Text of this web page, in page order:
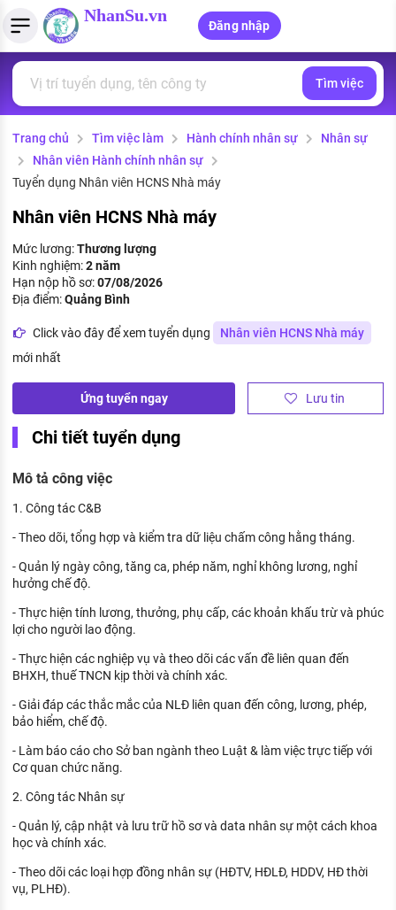
NhanSu.vn
Đăng nhập
Tìm việc làm
Việc làm ngành luật
Việc làm lương cao
Việc làm tốt nhất
CÔNG TY
Danh sách nhà tuyển dụng
Nhà tuyển dụng hàng đầu
Quản lý CV
Tải CV lên
Tạo CV trực tuyến
Mẫu CV đơn giản
Tính lương Gross - Net
Tính thuế thu nhập cá nhân
Tính trợ cấp thất nghiệp
PHÁP LUẬT VIỆT NAM
Văn bản pháp luật
Chính sách mới
PHÁP LUẬT LAO ĐỘNG
Lao động và tiền lương
Bảo hiểm và phúc lợi
Thuế thu nhập
Hồ sơ biểu mẫu
Chính sách lao động
KHÁM PHÁ NGHỀ NGHIỆP
Tử vi nghề nghiệp
Kỹ năng nghề nghiệp
HƯỚNG NGHIỆP VIỆC LÀM
Đặc trưng từng nghề
Xu hướng việc làm
XÂY DỰNG VÀ PHÁT TRIỂN ĐỘI NGŨ
NHÂN SỰ
TUYỂN DỤNG VIỆC LÀM
Tìm việc
Trang chủ Tìm việc làm Hành chính nhân sự
Nhân sự
Nhân viên Hành chính nhân sự
Tuyển dụng Nhân viên HCNS Nhà máy
Nhân viên HCNS Nhà máy
Mức lương:Thương lượng
Kinh nghiệm:2 năm
Hạn nộp hồ sơ:07/08/2026
Địa điểm:Quảng Bình
Click vào đây để xem tuyển dụng
Nhân viên HCNS Nhà máy
mới nhất
Ứng tuyển ngay Lưu tin
Chi tiết tuyển dụng
Mô tả công việc
1. Công tác C&B
- Theo dõi, tổng hợp và kiểm tra dữ liệu chấm công hằng tháng.
- Quản lý ngày công, tăng ca, phép năm, nghỉ không lương, nghỉ
hưởng chế độ.
- Thực hiện tính lương, thưởng, phụ cấp, các khoản khấu trừ và phúc
lợi cho người lao động.
- Thực hiện các nghiệp vụ và theo dõi các vấn đề liên quan đến
BHXH, thuế TNCN kịp thời và chính xác.
- Giải đáp các thắc mắc của NLĐ liên quan đến công, lương, phép,
bảo hiểm, chế độ.
- Làm báo cáo cho Sở ban ngành theo Luật & làm việc trực tiếp với
Cơ quan chức năng.
2. Công tác Nhân sự
- Quản lý, cập nhật và lưu trữ hồ sơ và data nhân sự một cách khoa
học và chính xác.
- Theo dõi các loại hợp đồng nhân sự (HĐTV, HĐLĐ, HDDV, HĐ thời
vụ, PLHĐ).